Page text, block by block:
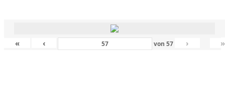
« ‹ von57 › »